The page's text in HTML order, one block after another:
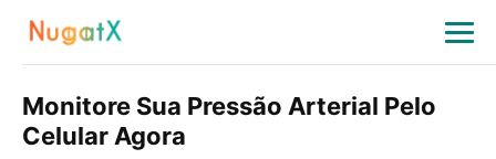
Monitore Sua Pressão Arterial Pelo
Celular Agora